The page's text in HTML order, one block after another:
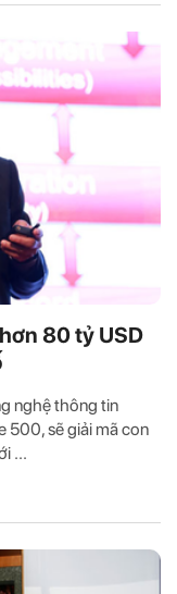
80 tỷ USD
nghệ thông tin
500, sẽ giải mã con
...